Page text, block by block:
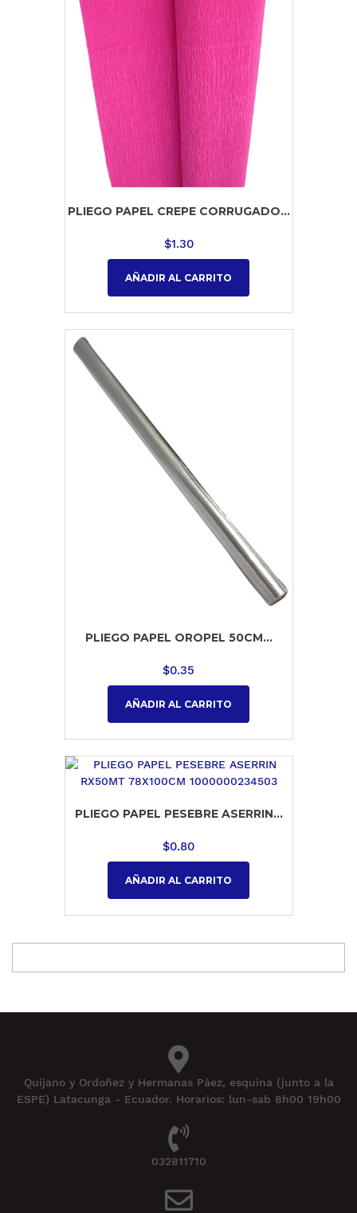
PLIEGO PAPEL CREPE CORRUGADO...
$1.30
AÑADIR AL CARRITO
PLIEGO PAPEL OROPEL 50CM...
$0.35
AÑADIR AL CARRITO
PLIEGO PAPEL PESEBRE ASERRIN...
$0.80
AÑADIR AL CARRITO
Quijano y Ordoñez y Hermanas Páez, esquina (junto a la
ESPE) Latacunga - Ecuador. Horarios: lun-sab 8h00 19h00
032811710